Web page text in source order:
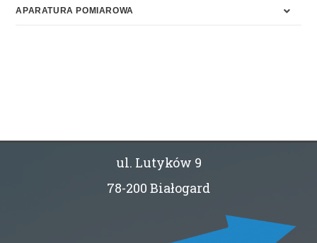
APARATURA POMIAROWA
ul. Lutyków 9
78-200 Białogard